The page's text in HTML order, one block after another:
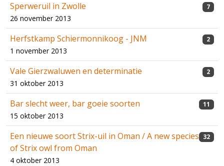
Sperweruil in Zwolle
26 november 2013
7
Herfstkamp Schiermonnikoog - JNM
1 november 2013
2
Vale Gierzwaluwen en determinatie
31 oktober 2013
2
Bar slecht weer, bar goeie soorten
15 oktober 2013
11
Een nieuwe soort Strix-uil in Oman / A new species
of Strix owl from Oman
4 oktober 2013
32